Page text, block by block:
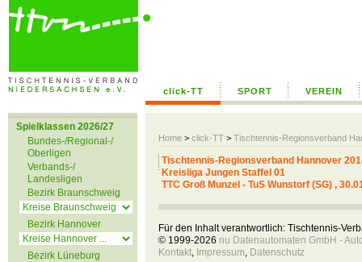
click-TT SPORT VEREIN
Home > click-TT > Tischtennis-Regionsverband
Spielklassen 2026/27
Bundes-/Regional-/
Oberligen
Verbands-/
Landesligen
Bezirk Braunschweig
Bezirk Hannover
Bezirk Lüneburg
Tischtennis-Regionsverband Hannover
Kreisliga Jungen Staffel 01
TTC Groß Munzel - TuS Wunstorf (SG) ,
Für den Inhalt verantwortlich: Tischtennis-
© 1999-2026 nu Datenautomaten GmbH -
Kontakt, Impressum, Datenschutz